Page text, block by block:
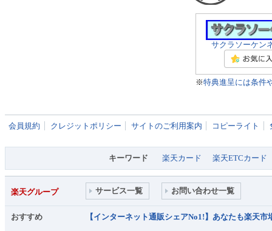
サクラソーケン
※特典進呈には条件
会員規約 クレジットポリシー サイトのご利用案内 コピーライト
キーワード 楽天カード 楽天ETCカード
楽天グループ サービス一覧 お問い合わせ一覧
おすすめ 【インターネット通販シェアNo1!】あなたも楽天